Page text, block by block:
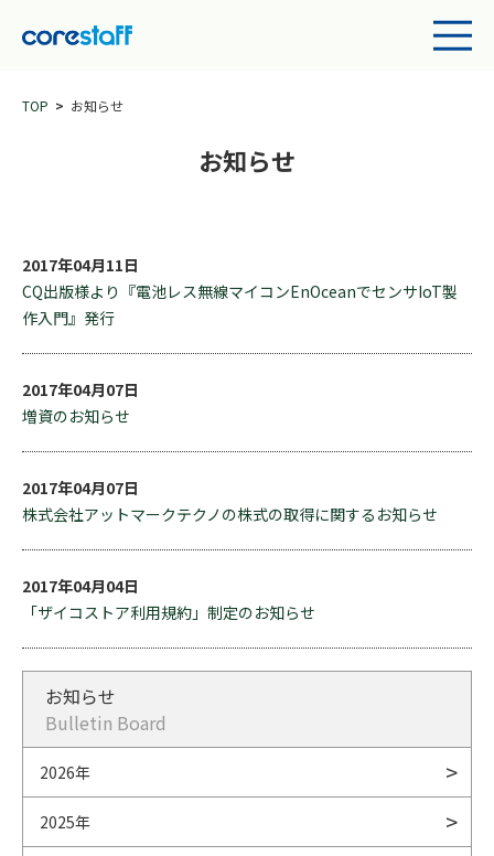
TOP お知らせ
お知らせ
2017年04月11日
CQ出版様より『電池レス無線マイコンEnOceanでセンサIoT製
作入門』発行
2017年04月07日
増資のお知らせ
2017年04月07日
株式会社アットマークテクノの株式の取得に関するお知らせ
2017年04月04日
「ザイコストア利用規約」制定のお知らせ
お知らせ
Bulletin Board
2026年
2025年